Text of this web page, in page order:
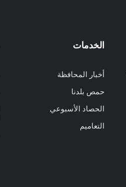
الخدمات
أخبار المحافظة
حمص بلدنا
الحصاد الأسبوعي
التعاميم